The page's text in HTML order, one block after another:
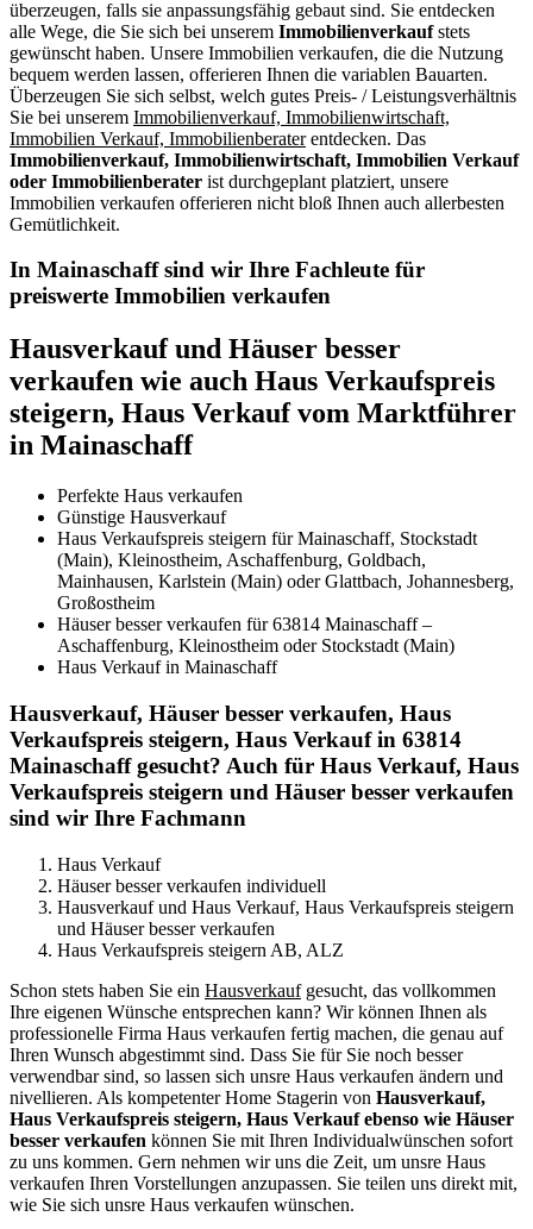
überzeugen, falls sie anpassungsfähig gebaut sind. Sie entdecken
alle Wege, die Sie sich bei unserem Immobilienverkaufstets
gewünscht haben. Unsere Immobilien verkaufen, die die Nutzung
bequem werden lassen, offerieren Ihnen die variablen Bauarten.
Überzeugen Sie sich selbst, welch gutes Preis- / Leistungsverhältnis
Sie bei unserem Immobilienverkauf, Immobilienwirtschaft,
Immobilien Verkauf, Immobilienberaterentdecken. Das
Immobilienverkauf, Immobilienwirtschaft, Immobilien Verkauf
oder Immobilienberater ist durchgeplant platziert, unsere
Immobilien verkaufen offerieren nicht bloß Ihnen auch allerbesten
Gemütlichkeit.
In Mainaschaff sind wir Ihre Fachleute für
preiswerte Immobilien verkaufen
Hausverkauf und Häuser besser
verkaufen wie auch Haus Verkaufspreis
steigern, Haus Verkauf vom Marktführer
in Mainaschaff
Perfekte Haus verkaufen
Günstige Hausverkauf
Haus Verkaufspreis steigern für Mainaschaff, Stockstadt
(Main), Kleinostheim, Aschaffenburg, Goldbach,
Mainhausen, Karlstein (Main) oder Glattbach, Johannesberg,
Großostheim
Häuser besser verkaufen für 63814 Mainaschaff –
Aschaffenburg, Kleinostheim oder Stockstadt (Main)
Haus Verkauf in Mainaschaff
Hausverkauf, Häuser besser verkaufen, Haus
Verkaufspreis steigern, Haus Verkauf in 63814
Mainaschaff gesucht? Auch für Haus Verkauf, Haus
Verkaufspreis steigern und Häuser besser verkaufen
sind wir Ihre Fachmann
Haus Verkauf
Häuser besser verkaufen individuell
Hausverkauf und Haus Verkauf, Haus Verkaufspreis steigern
und Häuser besser verkaufen
Haus Verkaufspreis steigern AB, ALZ
Schon stets haben Sie ein Hausverkaufgesucht, das vollkommen
Ihre eigenen Wünsche entsprechen kann? Wir können Ihnen als
professionelle Firma Haus verkaufen fertig machen, die genau auf
Ihren Wunsch abgestimmt sind. Dass Sie für Sie noch besser
verwendbar sind, so lassen sich unsre Haus verkaufen ändern und
nivellieren. Als kompetenter Home Stagerin von Hausverkauf,
Haus Verkaufspreis steigern, Haus Verkauf ebenso wie Häuser
besser verkaufen können Sie mit Ihren Individualwünschen sofort
zu uns kommen. Gern nehmen wir uns die Zeit, um unsre Haus
verkaufen Ihren Vorstellungen anzupassen. Sie teilen uns direkt mit,
wie Sie sich unsre Haus verkaufen wünschen.